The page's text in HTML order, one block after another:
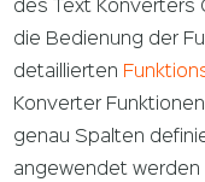
des Text Konverters
die Bedienung der
detaillierten
Konverter
genau Spalten
angewendet werden